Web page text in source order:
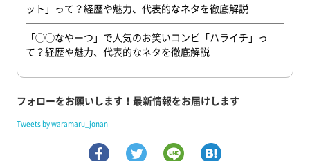
ット」って？経歴や魅力、代表的なネタを徹底解説
「◯◯なやーつ」で人気のお笑いコンビ「ハライチ」っ
て？経歴や魅力、代表的なネタを徹底解説
フォローをお願いします！最新情報をお届けします
Tweets by waramaru_jonan